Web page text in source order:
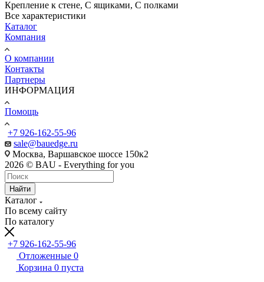
Крепление к стене, С ящиками, С полками
Все характеристики
Каталог
Компания
О компании
Контакты
Партнеры
ИНФОРМАЦИЯ
Помощь
+7 926-162-55-96
sale@bauedge.ru
Москва, Варшавское шоссе 150к2
2026 © BAU - Everything for you
Найти
Каталог
По всему сайту
По каталогу
+7 926-162-55-96
Отложенные 0
Корзина 0 пуста